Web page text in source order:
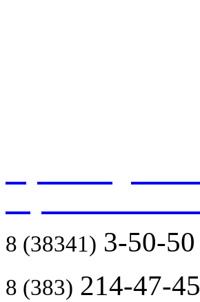
8 (38341) 3-50-50
8 (383) 214-47-45